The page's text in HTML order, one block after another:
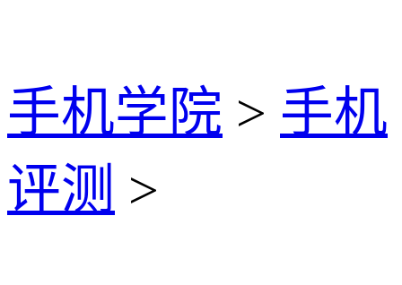
手机学院 > 手机
评测 >